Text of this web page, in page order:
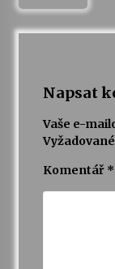
Napsat
Vaše e-
Komentář *